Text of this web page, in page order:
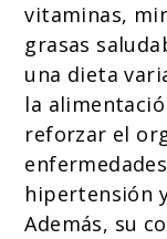
vitaminas,
grasas
una dieta
la
reforzar el
hipertensión
Además, su